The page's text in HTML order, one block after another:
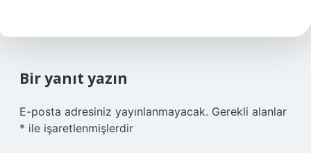
Bir yanıt yazın
E-posta adresiniz yayınlanmayacak. Gerekli alanlar
* ile işaretlenmişlerdir